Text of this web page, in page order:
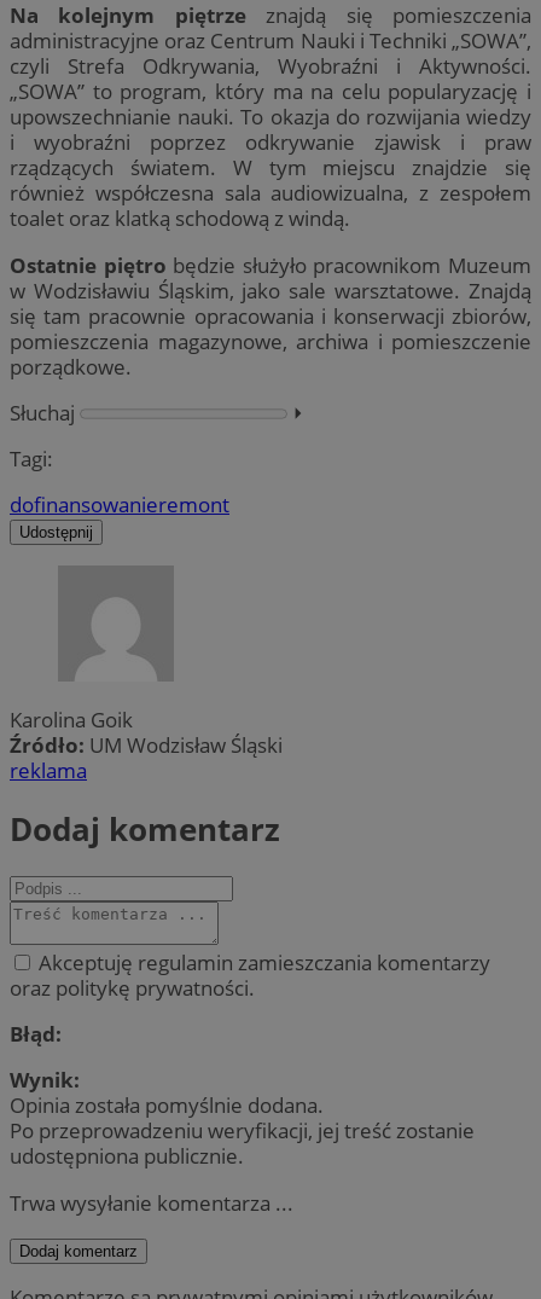
Na kolejnym piętrzeznajdą się pomieszczenia
administracyjne oraz Centrum Nauki i Techniki „SOWA”,
czyli Strefa Odkrywania, Wyobraźni i Aktywności.
„SOWA” to program, który ma na celu popularyzację i
upowszechnianie nauki. To okazja do rozwijania wiedzy
i wyobraźni poprzez odkrywanie zjawisk i praw
rządzących światem. W tym miejscu znajdzie się
również współczesna sala audiowizualna, z zespołem
toalet oraz klatką schodową z windą.
Ostatnie piętro będzie służyło pracownikom Muzeum
w Wodzisławiu Śląskim, jako sale warsztatowe. Znajdą
się tam pracownie opracowania i konserwacji zbiorów,
pomieszczenia magazynowe, archiwa i pomieszczenie
porządkowe.
Słuchaj
⏵︎
Tagi:
dofinansowanieremont
Udostępnij
Karolina Goik
Źródło: UM Wodzisław Śląski
reklama
Dodaj komentarz
Akceptuję regulamin zamieszczania komentarzy
oraz politykę prywatności.
Błąd:
Wynik:
Opinia została pomyślnie dodana.
Po przeprowadzeniu weryfikacji, jej treść zostanie
udostępniona publicznie.
Trwa wysyłanie komentarza ...
Dodaj komentarz